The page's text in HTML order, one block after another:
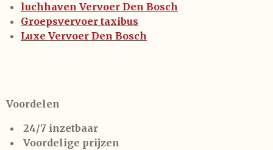
luchhaven Vervoer Den Bosch
Groepsvervoer taxibus
Luxe Vervoer Den Bosch
Voordelen
24/7 inzetbaar
Voordelige prijzen